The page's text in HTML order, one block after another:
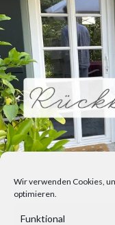
Wir verwenden Cookies,
optimieren.
Funktional